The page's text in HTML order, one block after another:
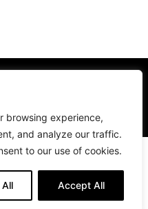
browsing experience,
and analyze our traffic.
to our use of cookies.
All Accept All